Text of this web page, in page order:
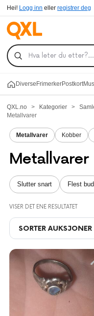
Hei! Logg inn eller registrer deg
Diverse FrimerkerPostkort
QXL.no > Kategorier >
Metallvarer
Metallvarer Kobber
Metallvarer
Slutter snart Flest bud
VISER DET ENE RESULTATET